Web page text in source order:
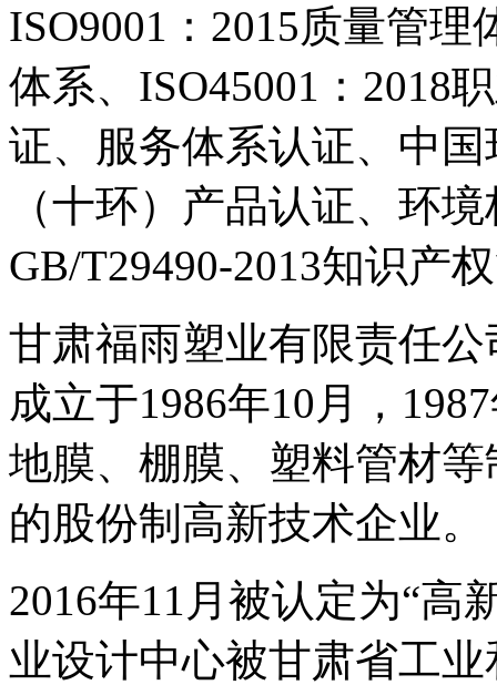
ISO9001：2015质量管理
体系、ISO45001：2018
证、服务体系认证、中
（十环）产品认证、环
GB/T29490-2013知识产
甘肃福雨塑业有限责任
成立于1986年10月，
地膜、棚膜、塑料管材
的股份制高新技术企业。
2016年11月被认定为“高
业设计中心被甘肃省工